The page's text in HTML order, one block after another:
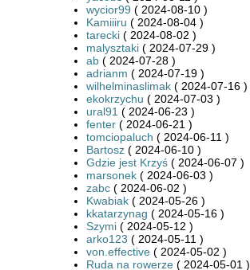
wycior99 ( 2024-08-10 )
Kamiiiru ( 2024-08-04 )
tarecki( 2024-08-02 )
malysztaki( 2024-07-29 )
ab( 2024-07-28 )
adrianm ( 2024-07-19 )
wilhelminaslimak( 2024-07-16 )
ekokrzychu ( 2024-07-03 )
ural91 ( 2024-06-23 )
fenter( 2024-06-21 )
tomciopaluch ( 2024-06-11 )
Bartosz( 2024-06-10 )
Gdzie jest Krzyś( 2024-06-07 )
marsonek( 2024-06-03 )
zabc( 2024-06-02 )
Kwabiak( 2024-05-26 )
kkatarzynag ( 2024-05-16 )
Szymi( 2024-05-12 )
arko123 ( 2024-05-11 )
von.effective( 2024-05-02 )
Ruda na rowerze( 2024-05-01 )